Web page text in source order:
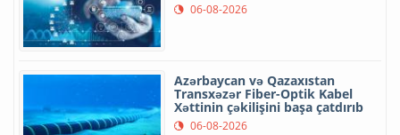
06-08-2026
Azərbaycan və Qazaxıstan
Transxəzər Fiber-Optik Kabel
Xəttinin çəkilişini başa çatdırıb
06-08-2026